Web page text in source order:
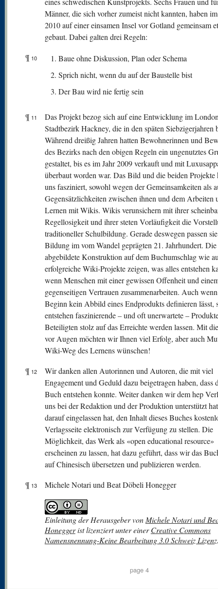
Männer, die sich vorher zumeist nicht kannten, haben
2010 auf einer einsamen Insel vor Gotland gemeinsam
gebaut. Dabei galten drei Regeln:
¶ 10
Baue ohne Diskussion, Plan oder Schema
Sprich nicht, wenn du auf der Baustelle bist
Der Bau wird nie fertig sein
¶ 11
Das Projekt bezog sich auf eine Entwicklung im
Stadtbezirk Hackney, die in den späten Siebzigerjahren
Während dreißig Jahren hatten Bewohnerinnen und
des Bezirks nach den obigen Regeln ein ungenutztes
gestaltet, bis es im Jahr 2009 verkauft und mit
überbaut worden war. Das Bild und die beiden Projekte
uns fasziniert, sowohl wegen der Gemeinsamkeiten als
Gegensätzlichkeiten zwischen ihnen und dem Arbeiten
Lernen mit Wikis. Wikis verunsichern mit ihrer
Regellosigkeit und ihrer steten Vorläufigkeit die
traditioneller Schulbildung. Gerade deswegen passen
Bildung im vom Wandel geprägten 21. Jahrhundert. Die
abgebildete Konstruktion auf dem Buchumschlag wie
erfolgreiche Wiki-Projekte zeigen, was alles entstehen
wenn Menschen mit einer gewissen Offenheit und
gegenseitigen Vertrauen zusammenarbeiten. Auch
Beginn kein Abbild eines Endprodukts definieren lässt,
entstehen faszinierende – und oft unerwartete –
Beteiligten stolz auf das Erreichte werden lassen. Mit
vor Augen möchten wir Ihnen viel Erfolg, aber auch
Wiki-Weg des Lernens wünschen!
¶ 12
Wir danken allen Autorinnen und Autoren, die mit viel
Engagement und Geduld dazu beigetragen haben, dass
Buch entstehen konnte. Weiter danken wir dem hep
uns bei der Redaktion und der Produktion unterstützt
darauf eingelassen hat, den Inhalt dieses Buches
Verlagsseite elektronisch zur Verfügung zu stellen. Die
Möglichkeit, das Werk als «open educational resource»
erscheinen zu lassen, hat dazu geführt, dass wir das
auf Chinesisch übersetzen und publizieren werden.
¶ 13 Michele Notari und Beat Döbeli Honegger
Einleitung der Herausgebervon Michele Notari und
Honeggerist lizenziert unter einerCreative Commons
Namensnennung-Keine Bearbeitung 3.0 Schweiz Lizenz
page 4